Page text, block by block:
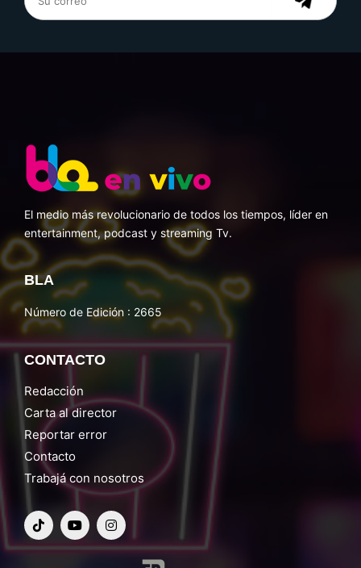
El medio más revolucionario de todos los tiempos, líder en
entertainment, podcast y streaming Tv.
BLA
Número de Edición : 2665
CONTACTO
Redacción
Carta al director
Reportar error
Contacto
Trabajá con nosotros